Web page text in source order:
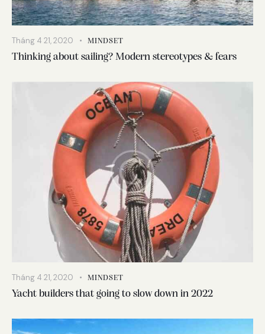
Tháng 4 21, 2020 MINDSET
Thinking about sailing? Modern stereotypes & fears
Tháng 4 21, 2020 MINDSET
Yacht builders that going to slow down in 2022